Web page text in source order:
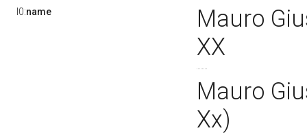
l0:name
Mauro
XX
Mauro
Xx)